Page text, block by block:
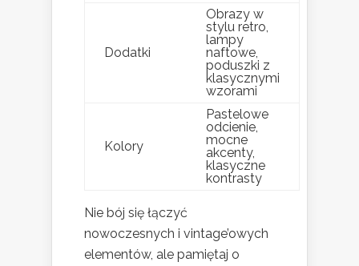
Dodatki
Obrazy w
stylu retro,
lampy
naftowe,
poduszki z
klasycznymi
wzorami
Kolory
Pastelowe
odcienie,
mocne
akcenty,
klasyczne
kontrasty
Nie bój się łączyć
nowoczesnych i vintage’owych
elementów, ale pamiętaj o